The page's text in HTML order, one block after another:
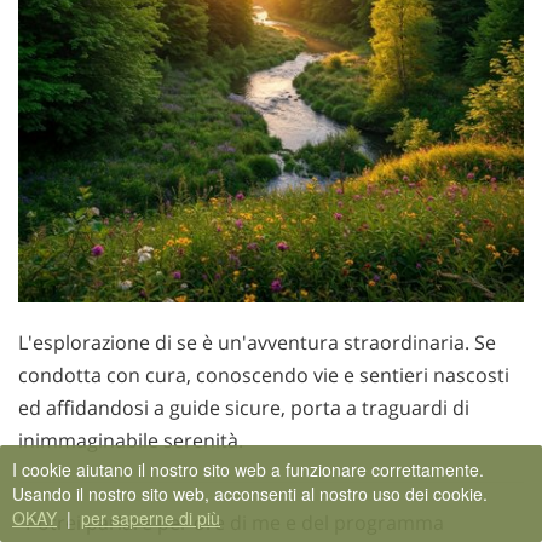
L'esplorazione di se è un'avventura straordinaria. Se
condotta con cura, conoscendo vie e sentieri nascosti
ed affidandosi a guide sicure, porta a traguardi di
inimmaginabile serenità.
“Potrei parlare per ore di me e del programma
I cookie aiutano il nostro sito web a funzionare correttamente.
Usando il nostro sito web, acconsenti al nostro uso dei cookie.
OKAY | per saperne di più